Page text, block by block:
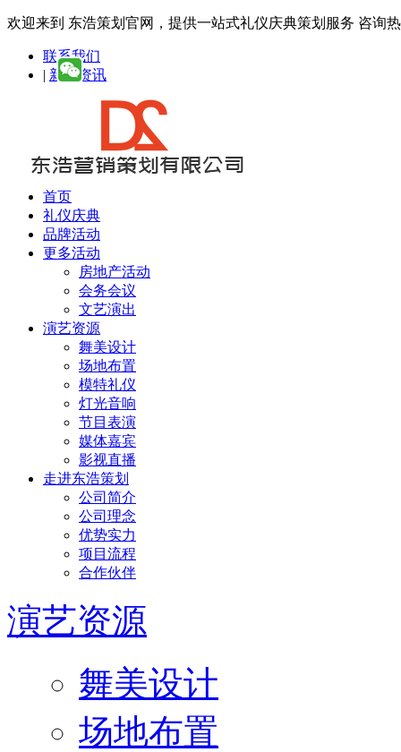
欢迎来到 东浩策划官网，提供一站式礼仪庆典策划服务 咨询
联系我们
| 新闻资讯
首页
礼仪庆典
品牌活动
更多活动
房地产活动
会务会议
文艺演出
演艺资源
舞美设计
场地布置
模特礼仪
灯光音响
节目表演
媒体嘉宾
影视直播
走进东浩策划
公司简介
公司理念
优势实力
项目流程
合作伙伴
演艺资源
舞美设计
场地布置